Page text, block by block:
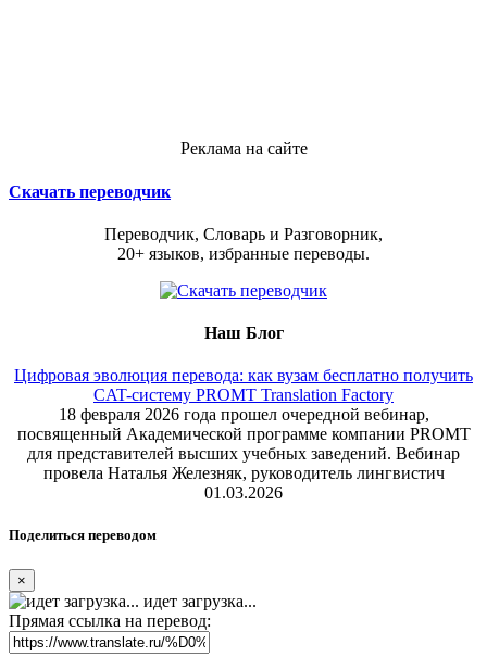
Реклама на сайте
Скачать переводчик
Переводчик, Словарь и Разговорник,
20+ языков, избранные переводы.
Наш Блог
Цифровая эволюция перевода: как вузам бесплатно получить
CAT-систему PROMT Translation Factory
18 февраля 2026 года прошел очередной вебинар,
посвященный Академической программе компании PROMT
для представителей высших учебных заведений. Вебинар
провела Наталья Железняк, руководитель лингвистич
01.03.2026
Поделиться переводом
×
идет загрузка...
Прямая ссылка на перевод: